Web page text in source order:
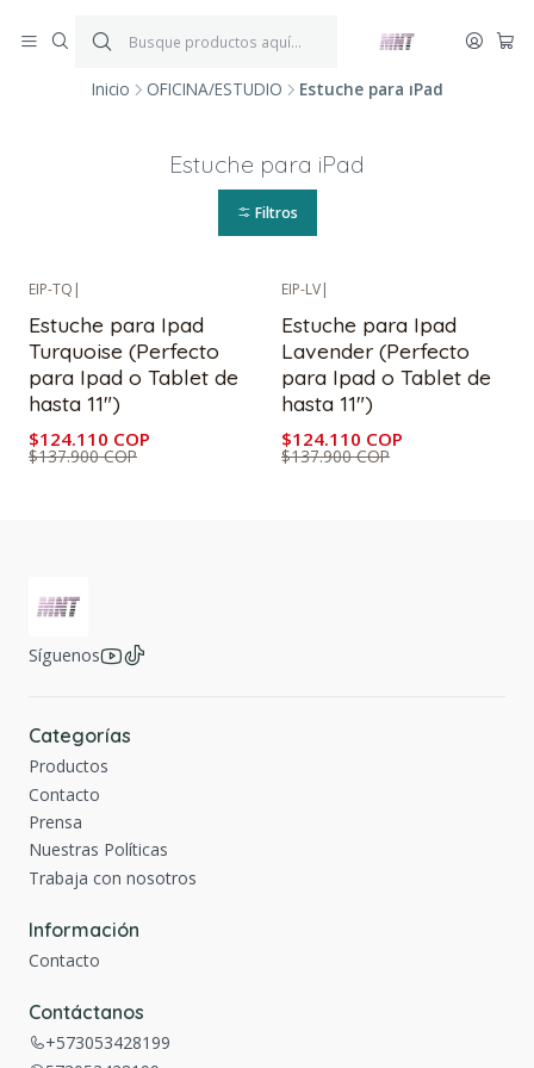
*Aplica condiciones y restricciones*
Inicio OFICINA/ESTUDIO Estuche para iPad
Estuche para iPad
Filtros
EIP-TQ |
Estuche para Ipad
Turquoise (Perfecto
para Ipad o Tablet de
hasta 11")
$124.110 COP
$137.900 COP
EIP-LV|
Estuche para Ipad
Lavender (Perfecto
para Ipad o Tablet de
hasta 11")
$124.110 COP
$137.900 COP
Síguenos
Categorías
Productos
Contacto
Prensa
Nuestras Políticas
Trabaja con nosotros
Información
Contacto
Contáctanos
+573053428199